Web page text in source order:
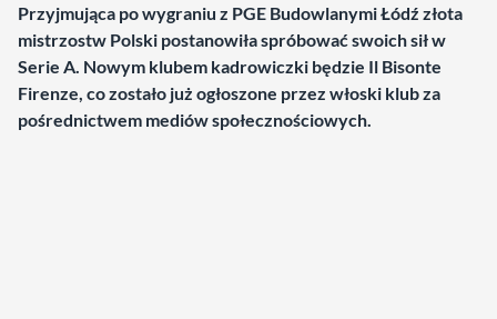
Przyjmująca po wygraniu z PGE Budowlanymi Łódź złota
mistrzostw Polski postanowiła spróbować swoich sił w
Serie A. Nowym klubem kadrowiczki będzie Il Bisonte
Firenze, co zostało już ogłoszone przez włoski klub za
pośrednictwem mediów społecznościowych.